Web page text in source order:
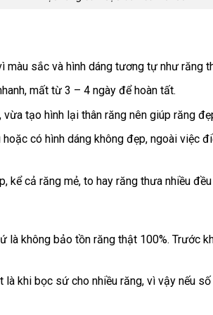
màu sắc và hình dáng tương tự như răng
mất từ 3 – 4 ngày để hoàn tất.
tạo hình lại thân răng nên giúp răng
có hình dáng không đẹp, ngoài việc
kể cả răng mẻ, to hay răng thưa nhiều
là không bảo tồn răng thật 100%. Trước
là khi bọc sứ cho nhiều răng, vì vậy nếu